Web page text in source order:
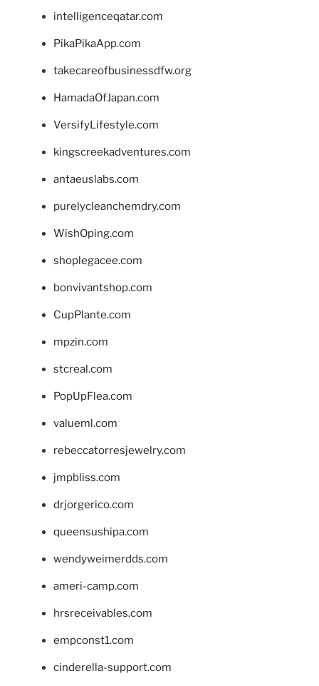
intelligenceqatar.com
PikaPikaApp.com
takecareofbusinessdfw.org
HamadaOfJapan.com
VersifyLifestyle.com
kingscreekadventures.com
antaeuslabs.com
purelycleanchemdry.com
WishOping.com
shoplegacee.com
bonvivantshop.com
CupPlante.com
mpzin.com
stcreal.com
PopUpFlea.com
valueml.com
rebeccatorresjewelry.com
jmpbliss.com
drjorgerico.com
queensushipa.com
wendyweimerdds.com
ameri-camp.com
hrsreceivables.com
empconst1.com
cinderella-support.com